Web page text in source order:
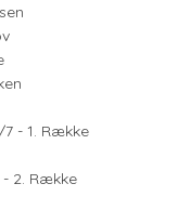
- 1. Række
2. Række